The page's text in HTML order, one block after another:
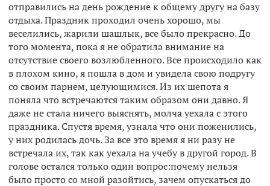
отправились на день рождение к общему другу на базу
отдыха. Праздник проходил очень хорошо, мы
веселились, жарили шашлык, все было прекрасно. До
того момента, пока я не обратила внимание на
отсутствие своего возлюбленного. Все происходило как
в плохом кино, я пошла в дом и увидела свою подругу
со своим парнем, целующимися. Из их шепота я
поняла что встречаются таким образом они давно. Я
даже не стала ничего выяснять, молча уехала с этого
праздника. Спустя время, узнала что они поженились,
у них родилась дочь. За все это время я ни разу не
встречала их, так как уехала на учебу в другой город. В
голове остался только один вопрос:почему нельзя
было просто со мной разойтись, зачем опускаться до